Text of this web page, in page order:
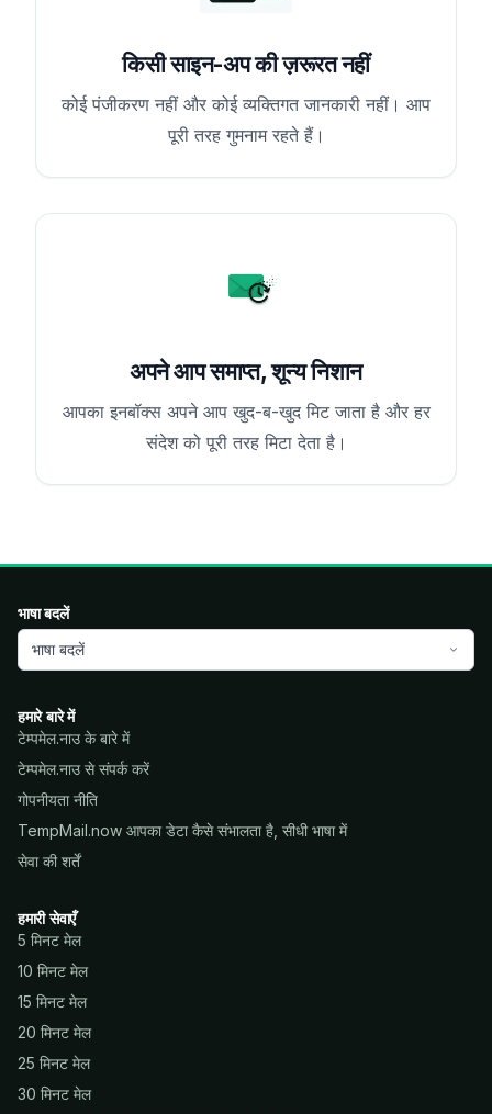
किसी साइन-अप की ज़रूरत नहीं
कोई पंजीकरण नहीं और कोई व्यक्तिगत जानकारी नहीं। आप
पूरी तरह गुमनाम रहते हैं।
अपने आप समाप्त, शून्य निशान
आपका इनबॉक्स अपने आप खुद-ब-खुद मिट जाता है और हर
संदेश को पूरी तरह मिटा देता है।
भाषा बदलें
भाषा बदलें
हमारे बारे में
टेम्पमेल.नाउ के बारे में
टेम्पमेल.नाउ से संपर्क करें
गोपनीयता नीति
TempMail.now आपका डेटा कैसे संभालता है, सीधी भाषा में
सेवा की शर्तें
हमारी सेवाएँ
5 मिनट मेल
10 मिनट मेल
15 मिनट मेल
20 मिनट मेल
25 मिनट मेल
30 मिनट मेल